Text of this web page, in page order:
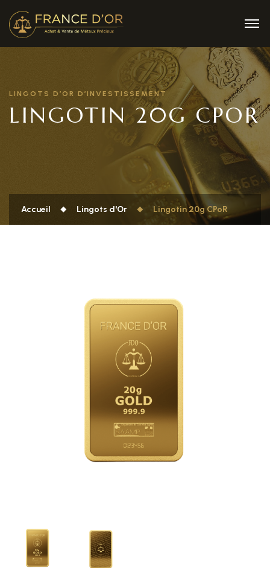
LINGOTS D’OR D’INVESTISSEMENT
LINGOTIN 20G CPOR
Accueil Lingots d'Or Lingotin 20g CPoR